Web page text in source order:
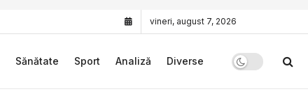
vineri, august 7, 2026
Sănătate Sport Analiză Diverse